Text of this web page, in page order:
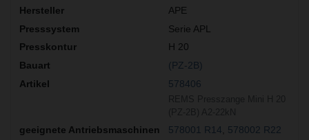
APE
Serie APL
H 20
(PZ-2B)
578406
578001 R14
578002 R22